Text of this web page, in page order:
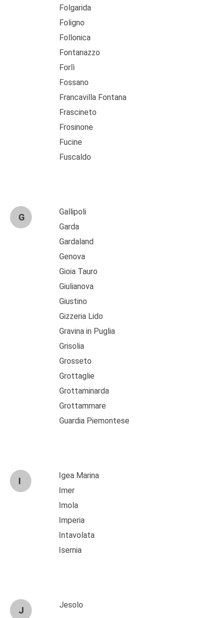
Folgarida
Foligno
Follonica
Fontanazzo
Forlì
Fossano
Francavilla Fontana
Frascineto
Frosinone
Fucine
Fuscaldo
G
Gallipoli
Garda
Gardaland
Genova
Gioia Tauro
Giulianova
Giustino
Gizzeria Lido
Gravina in Puglia
Grisolia
Grosseto
Grottaglie
Grottaminarda
Grottammare
Guardia Piemontese
I
Igea Marina
Imer
Imola
Imperia
Intavolata
Isernia
J
Jesolo